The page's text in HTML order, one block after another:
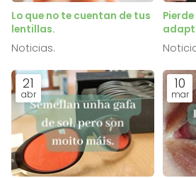
Lo que no te cuentan de tus
lentillas.
Noticias.
21
abr
10
mar